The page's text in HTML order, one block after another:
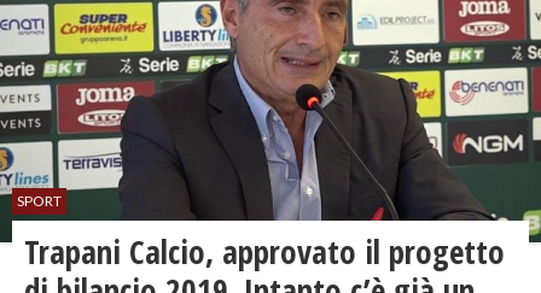
SPORT
Trapani Calcio, approvato il progetto